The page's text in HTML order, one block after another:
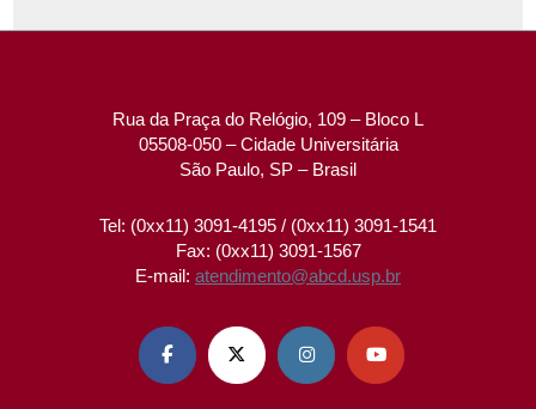
Rua da Praça do Relógio, 109 – Bloco L
05508-050 – Cidade Universitária
São Paulo, SP – Brasil
Tel: (0xx11) 3091-4195 / (0xx11) 3091-1541
Fax: (0xx11) 3091-1567
E-mail: atendimento@abcd.usp.br
   